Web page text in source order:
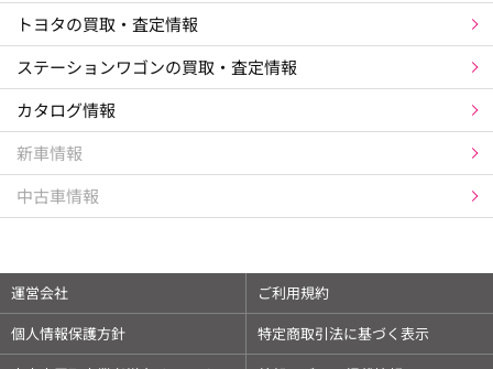
トヨタの買取・査定情報
ステーションワゴンの買取・査定情報
カタログ情報
新車情報
中古車情報
運営会社
ご利用規約
個人情報保護方針
特定商取引法に基づく表示